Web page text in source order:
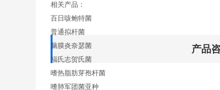
相关产品：
百日咳鲍特菌
普通拟杆菌
脑膜炎奈瑟菌
福氏志贺氏菌
嗜热脂肪芽孢杆菌
嗜肺军团菌亚种
产品